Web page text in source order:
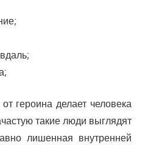
героина делает человека
такие люди выглядят
лишенная внутренней